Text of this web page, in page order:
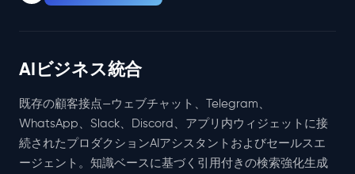
AIビジネス統合
既存の顧客接点—ウェブチャット、Telegram、
WhatsApp、Slack、Discord、アプリ内ウィジェットに接
続されたプロダクションAIアシスタントおよびセールスエ
ージェント。知識ベースに基づく引用付きの検索強化生成